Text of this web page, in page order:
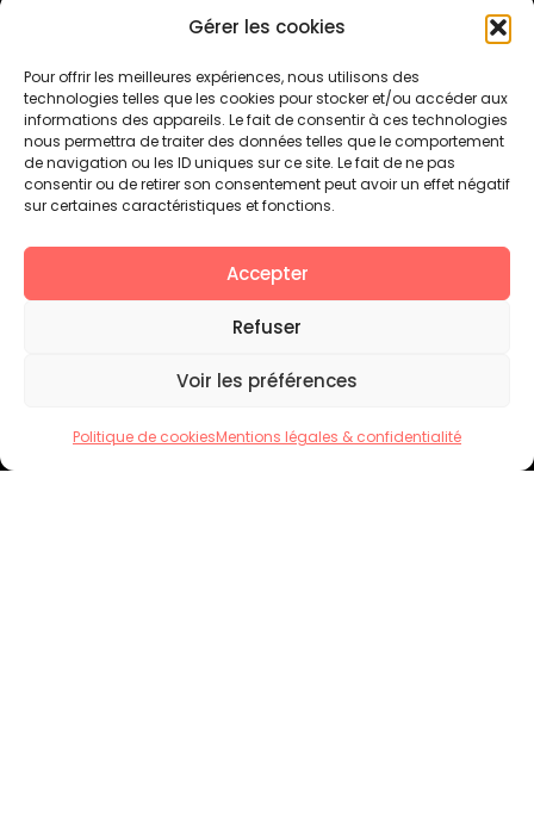
Gérer les cookies
Pour offrir les meilleures expériences, nous utilisons des
technologies telles que les cookies pour stocker et/ou accéder aux
informations des appareils. Le fait de consentir à ces technologies
nous permettra de traiter des données telles que le comportement
de navigation ou les ID uniques sur ce site. Le fait de ne pas
consentir ou de retirer son consentement peut avoir un effet négatif
sur certaines caractéristiques et fonctions.
Accepter
Refuser
Voir les préférences
Politique de cookiesMentions légales & confidentialité
SAVONS DE SOIN & MIEL FABRIQUÉS
EN FRANCE AVEC
+
ARTISANAT FRANÇAIS